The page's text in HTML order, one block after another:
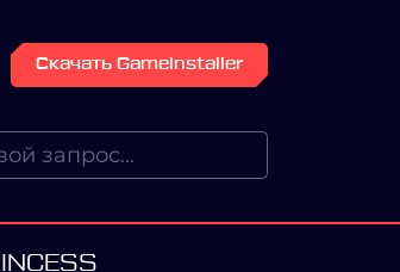
Скачать GameInstaller